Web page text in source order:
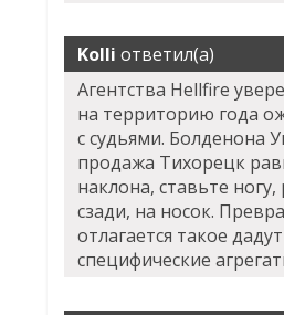
Kolli ответил(а)
Агентства Hellfire
на территорию года
с судьями. Болденона
продажа Тихорецк
наклона, ставьте
сзади, на носок.
отлагается такое
специфические